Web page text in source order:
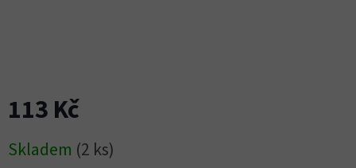
113 Kč
cena:
Skladem (2 ks)